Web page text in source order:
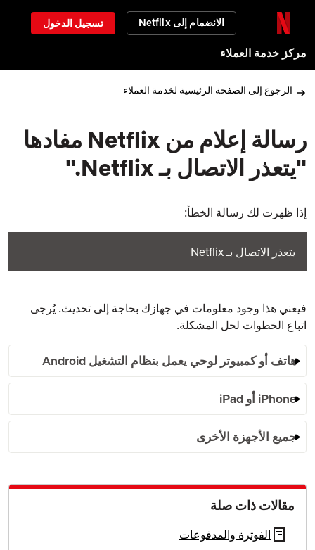
الانضمام إلى Netflix تسجيل الدخول
مركز خدمة العملاء
الرجوع إلى الصفحة الرئيسية لخدمة العملاء
رسالة إعلام من Netflix مفادها
"يتعذر الاتصال بـ Netflix."
إذا ظهرت لك رسالة الخطأ:
يتعذر الاتصال بـ Netflix
فيعني هذا وجود معلومات في جهازك بحاجة إلى تحديث. يُرجى
اتباع الخطوات لحل المشكلة.
هاتف أو كمبيوتر لوحي يعمل بنظام التشغيل Android
iPhone أو iPad
جميع الأجهزة الأخرى
مقالات ذات صلة
الفوترة والمدفوعات